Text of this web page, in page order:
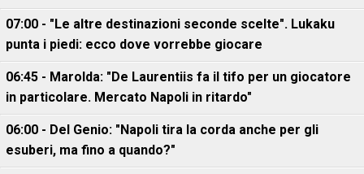
07:00 - "Le altre destinazioni seconde scelte". Lukaku
punta i piedi: ecco dove vorrebbe giocare
06:45 - Marolda: "De Laurentiis fa il tifo per un giocatore
in particolare. Mercato Napoli in ritardo"
06:00 - Del Genio: "Napoli tira la corda anche per gli
esuberi, ma fino a quando?"